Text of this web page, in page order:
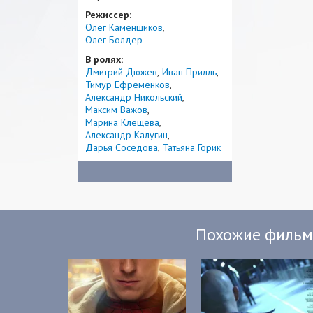
Режиссер:
Олег Каменщиков
Олег Болдер
В ролях:
Дмитрий Дюжев Иван Прилль
Тимур Ефременков
Александр Никольский
Максим Важов
Марина Клещёва
Александр Калугин
Дарья Соседова Татьяна Горик
Похожие